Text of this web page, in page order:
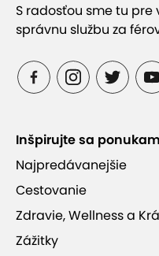
S radosťou sme tu pre
správnu službu za
Inšpirujte sa
Najpredávanejšie
Cestovanie
Zdravie, Wellness a
Zážitky